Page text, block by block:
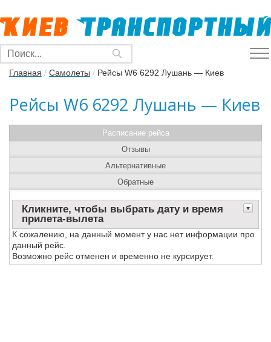
Главная / Самолеты / Рейсы W6 6292 Лушань — Киев
Рейсы W6 6292 Лушань — Киев
Расписание рейса
Кликните, чтобы выбрать дату и время
прилета-вылета
К сожалению, на данный момент у нас нет информации про
данный рейс.
Возможно рейс отменен и временно не курсирует.
Отзывы
Альтернативные
Обратные